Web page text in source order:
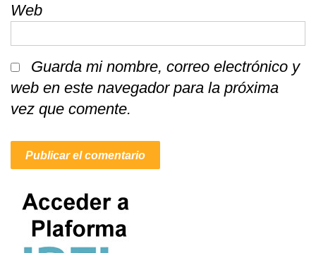
Web
Guarda mi nombre, correo electrónico y
web en este navegador para la próxima
vez que comente.